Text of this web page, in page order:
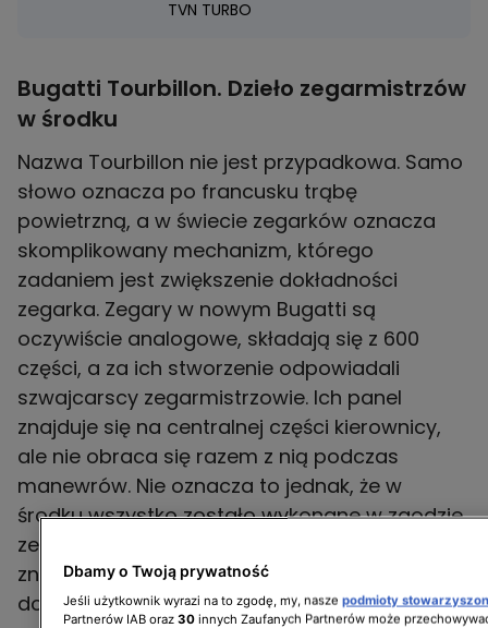
samochodowy
TVN TURBO
Bugatti Tourbillon. Dzieło zegarmistrzów
w środku
Nazwa Tourbillon nie jest przypadkowa. Samo
słowo oznacza po francusku trąbę
powietrzną, a w świecie zegarków oznacza
skomplikowany mechanizm, którego
zadaniem jest zwiększenie dokładności
zegarka. Zegary w nowym Bugatti są
oczywiście analogowe, składają się z 600
części, a za ich stworzenie odpowiadali
szwajcarscy zegarmistrzowie. Ich panel
znajduje się na centralnej części kierownicy,
ale nie obraca się razem z nią podczas
manewrów. Nie oznacza to jednak, że w
środku wszystko zostało wykonane w zgodzie
ze „starą szkołą”. W środkowej części konsoli
znalazło się bowiem miejsce dla wysuwanego,
dotykowego ekranu.
Dbamy o Twoją prywatność
Jeśli użytkownik wyrazi na to zgodę, my, nasze podmioty
Partnerów IAB oraz 30 innych Zaufanych Partnerów może